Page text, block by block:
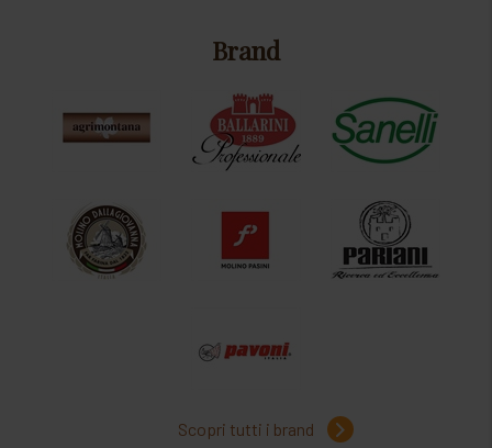
Brand
Scopri tutti i brand